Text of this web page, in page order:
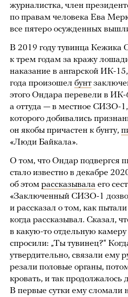
журналистка, член
по правам человека Ева
все пятеро осужденных
В 2019 году тувинца Кежика
к трем годам за кражу
наказание в ангарской ИК-
года произошел бунт
этого Ондара перевели в ИК-
а оттуда — в местное СИЗО-
которого добивались
он якобы причастен к бунту,
«Люди Байкала».
О том, что Ондар подвергся
стало известно в декабре
об этом рассказывала его
«Заключенный СИЗО-1
и рассказал о том, как
когда рассказывал. Сказал,
в какую-то отдельную
спросили: „Ты тувинец?“
утвердительно, связали ему
резали половые органы,
кровать, и так продолжалось
В первые сутки ему сломали